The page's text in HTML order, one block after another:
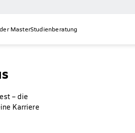
MasterStudienberatung
– die
Karriere